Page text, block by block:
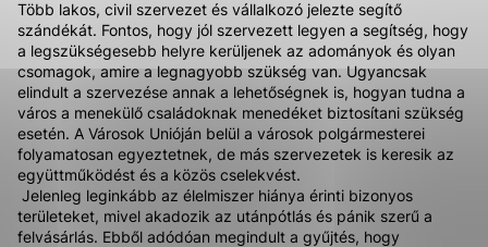
Több lakos, civil szervezet és vállalkozó jelezte segítő
szándékát. Fontos, hogy jól szervezett legyen a segítség, hogy
a legszükségesebb helyre kerüljenek az adományok és olyan
csomagok, amire a legnagyobb szükség van. Ugyancsak
elindult a szervezése annak a lehetőségnek is, hogyan tudna a
város a menekülő családoknak menedéket biztosítani szükség
esetén. A Városok Unióján belül a városok polgármesterei
folyamatosan egyeztetnek, de más szervezetek is keresik az
együttműködést és a közös cselekvést.
Jelenleg leginkább az élelmiszer hiánya érinti bizonyos
területeket, mivel akadozik az utánpótlás és pánik szerű a
felvásárlás. Ebből adódóan megindult a gyűjtés, hogy
prístup k zabezpečeným oblastiam webovej stránky. Bez
týchto súborov cookie nemôže web správne fungovať.
Analytické cookies Analytické
Analytické cookies pomáhajú prevádzkovateľovi stránok
pochopiť, ako návštevníci stránok stránku používajú, aby
mohol stránky optimalizovať a ponúknuť im lepšiu
skúsenosť. Všetky dáta sa zbierajú anonymne a nie je
možné ich spojiť s konkrétnou osobou.